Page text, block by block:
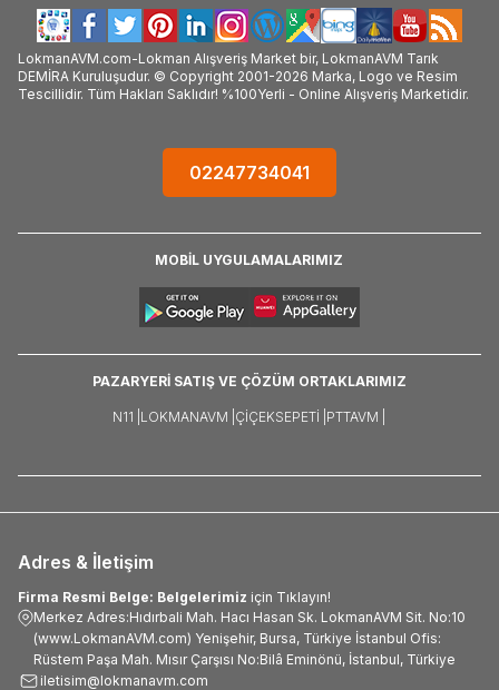
LokmanAVM.com-Lokman Alışveriş Market bir, LokmanAVM Tarık
DEMİRA Kuruluşudur. © Copyright 2001-2026 Marka, Logo ve Resim
Tescillidir. Tüm Hakları Saklıdır! %100Yerli - Online Alışveriş Marketidir.
02247734041
MOBİL UYGULAMALARIMIZ
PAZARYERİ SATIŞ VE ÇÖZÜM ORTAKLARIMIZ
N11 | LOKMANAVM | ÇIÇEKSEPETI | PTTAVM |
Adres & İletişim
Firma Resmi Belge: Belgelerimiz için Tıklayın!
Merkez Adres:Hıdırbali Mah. Hacı Hasan Sk. LokmanAVM Sit. No:10
(www.LokmanAVM.com) Yenişehir, Bursa, Türkiye İstanbul Ofis:
Rüstem Paşa Mah. Mısır Çarşısı No:Bilâ Eminönü, İstanbul, Türkiye
iletisim@lokmanavm.com